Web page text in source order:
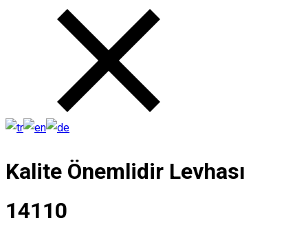
Kalite Önemlidir Levhası
14110